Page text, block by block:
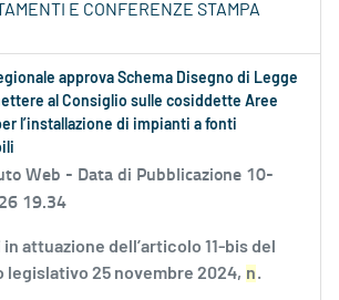
E CONFERENZE STAMPA
approva Schema Disegno di Legge
al Consiglio sulle cosiddette Aree
l’installazione di impianti a fonti
Web - Data di Pubblicazione 10-
19.34
in attuazione dell’articolo 11-bis del
legislativo 25 novembre 2024, n.